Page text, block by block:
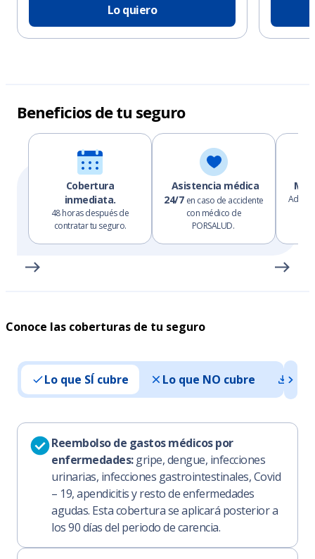
Lo quiero
Beneficios de tu seguro
Cobertura
inmediata.
48 horas después de
contratar tu seguro.
Asistencia médica
24/7 en caso de accidente
con médico de
PORSALUD.
Conoce las coberturas de tu seguro
Lo que SÍ cubre Lo que NO cubre
Reembolso de gastos médicos por
enfermedades:gripe, dengue, infecciones
urinarias, infecciones gastrointestinales, Covid
– 19, apendicitis y resto de enfermedades
agudas. Esta cobertura se aplicará posterior a
los 90 días del periodo de carencia.